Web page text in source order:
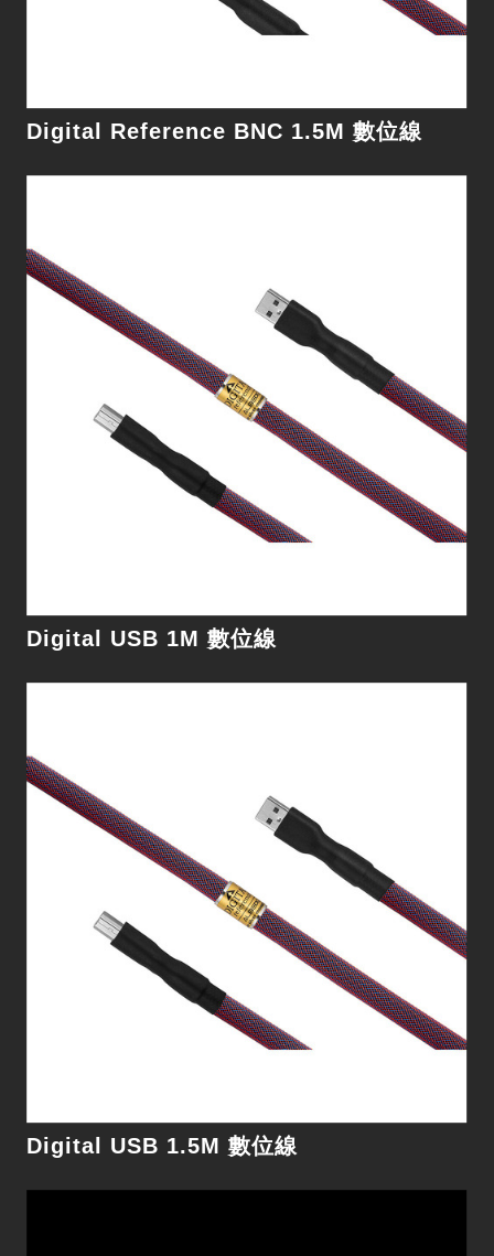
Digital Reference BNC 1.5M 數位線
Digital USB 1M 數位線
Digital USB 1.5M 數位線
Digital USB 1.5M 數位線
Digital BNC 1.5M 數位線